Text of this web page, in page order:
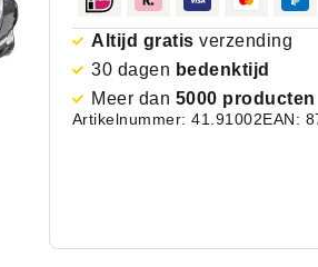
Altijd gratis verzending
30 dagen bedenktijd
Meer dan 5000 producten
Artikelnummer: 41.91002EAN: